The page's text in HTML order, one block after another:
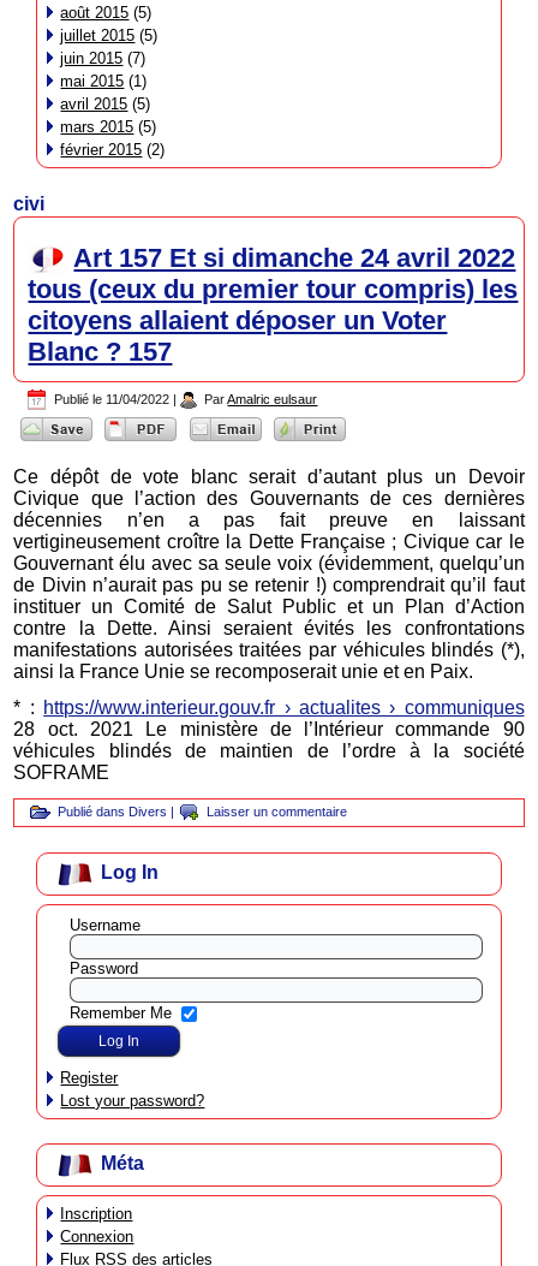
août 2015 (5)
juillet 2015 (5)
juin 2015 (7)
mai 2015 (1)
avril 2015 (5)
mars 2015 (5)
février 2015 (2)
civi
Art 157 Et si dimanche 24 avril 2022
tous (ceux du premier tour compris) les
citoyens allaient déposer un Voter
Blanc ? 157
Publié le 11/04/2022 | Par Amalric eulsaur
Ce dépôt de vote blanc serait d’autant plus un Devoir
Civique que l’action des Gouvernants de ces dernières
décennies n’en a pas fait preuve en laissant
vertigineusement croître la Dette Française ; Civique car le
Gouvernant élu avec sa seule voix (évidemment, quelqu’un
de Divin n’aurait pas pu se retenir !) comprendrait qu’il faut
instituer un Comité de Salut Public et un Plan d’Action
contre la Dette. Ainsi seraient évités les confrontations
manifestations autorisées traitées par véhicules blindés (*),
ainsi la France Unie se recomposerait unie et en Paix.
* : https://www.interieur.gouv.fr › actualites › communiques
28 oct. 2021 Le ministère de l’Intérieur commande 90
véhicules blindés de maintien de l’ordre à la société
SOFRAME
Publié dans Divers | Laisser un commentaire
Log In
Username
Password
Remember Me
Register
Lost your password?
Méta
Inscription
Connexion
Flux RSS des articles